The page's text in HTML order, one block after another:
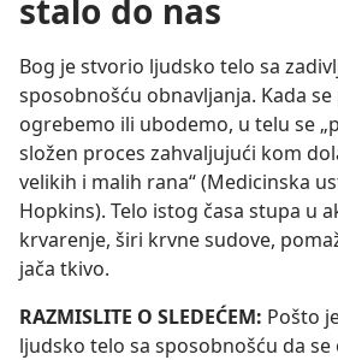
stalo do nas
Bog je stvorio ljudsko telo sa
sposobnošću obnavljanja. Kada se
ogrebemo ili ubodemo, u telu se
složen proces zahvaljujući kom
velikih i malih rana“ (Medicinska
Hopkins). Telo istog časa stupa u
krvarenje, širi krvne sudove,
jača tkivo.
RAZMISLITE O SLEDEĆEM: Pošto
ljudsko telo sa sposobnošću da